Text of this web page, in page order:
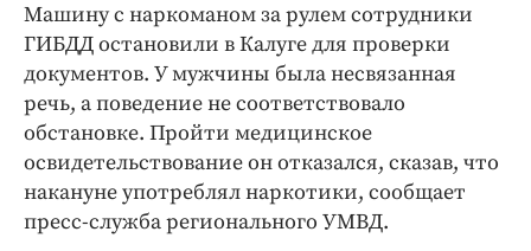
Блоги
Издания
Медиаперсона
Интересное чтиво
Клиника года
Бренд года
Работодатель года
Машину с наркоманом за рулем сотрудники
ГИБДД остановили в Калуге для проверки
документов. У мужчины была несвязанная
речь, а поведение не соответствовало
обстановке. Пройти медицинское
освидетельствование он отказался, сказав, что
накануне употреблял наркотики, сообщает
пресс-служба регионального УМВД.